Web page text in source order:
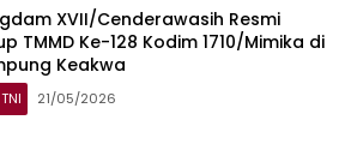
XVII/Cenderawasih Resmi
TMMD Ke-128 Kodim 1710/Mimika di
Keakwa
21/05/2026